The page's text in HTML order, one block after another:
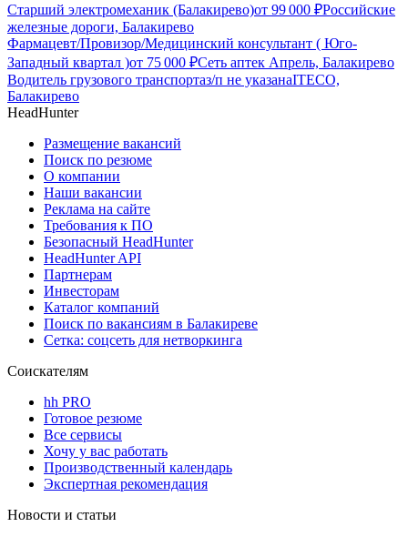
Старший электромеханик (Балакирево)от 99 000 ₽Российские
железные дороги, Балакирево
Фармацевт/Провизор/Медицинский консультант ( Юго-
Западный квартал )от 75 000 ₽Сеть аптек Апрель, Балакирево
Водитель грузового транспортаз/п не указанаITECO,
Балакирево
HeadHunter
Размещение вакансий
Поиск по резюме
О компании
Наши вакансии
Реклама на сайте
Требования к ПО
Безопасный HeadHunter
HeadHunter API
Партнерам
Инвесторам
Каталог компаний
Поиск по вакансиям в Балакиреве
Сетка: соцсеть для нетворкинга
Соискателям
hh PRO
Готовое резюме
Все сервисы
Хочу у вас работать
Производственный календарь
Экспертная рекомендация
Новости и статьи